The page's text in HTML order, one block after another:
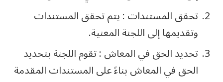
تحقق المستندات : يتم تحقق المستندات
وتقديمها إلى اللجنة المعنية.
تحديد الحق في المعاش : تقوم اللجنة بتحديد
الحق في المعاش بناءً على المستندات المقدمة